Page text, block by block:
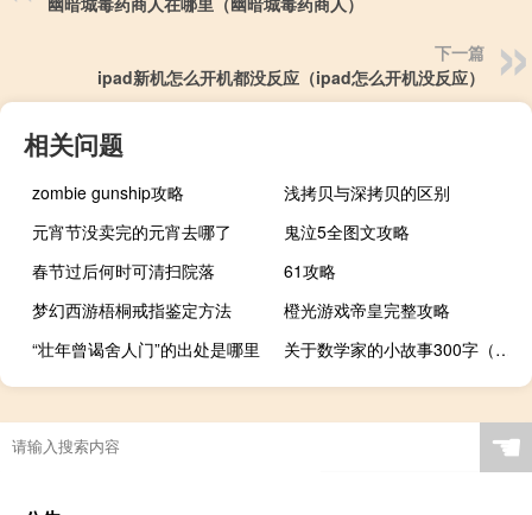
下一篇
ipad新机怎么开机都没反应（ipad怎么开机没反应）
相关问题
zombie gunship攻略
浅拷贝与深拷贝的区别
元宵节没卖完的元宵去哪了
鬼泣5全图文攻略
春节过后何时可清扫院落
61攻略
梦幻西游梧桐戒指鉴定方法
橙光游戏帝皇完整攻略
“壮年曾谒舍人门”的出处是哪里
关于数学家的小故事300字（数学家的小故事300字）
☚